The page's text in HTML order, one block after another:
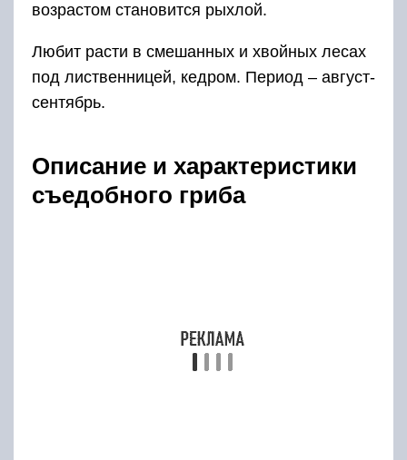
возрастом становится рыхлой.
Любит расти в смешанных и хвойных лесах
под лиственницей, кедром. Период – август-
сентябрь.
Описание и характеристики
съедобного гриба